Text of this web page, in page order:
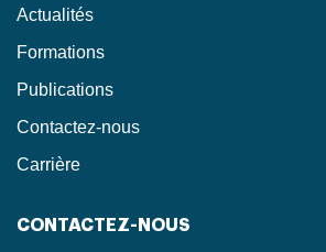
Actualités
Formations
Publications
Contactez-nous
Carrière
CONTACTEZ-NOUS